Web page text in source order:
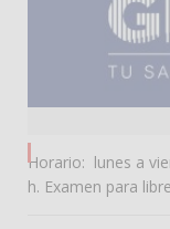
Horario: lunes a
h. Examen para